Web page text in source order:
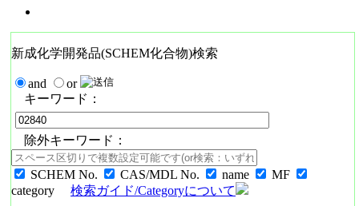
新成化学開発品(SCHEM化合物)検索
and
or
キーワード：
除外キーワード：
SCHEM No. CAS/MDL No. name
MF
category
検索ガイド/Categoryについて